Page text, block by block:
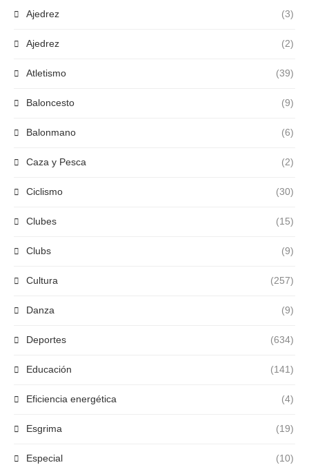
Ajedrez (3)
Ajedrez (2)
Atletismo (39)
Baloncesto (9)
Balonmano (6)
Caza y Pesca (2)
Ciclismo (30)
Clubes (15)
Clubs (9)
Cultura (257)
Danza (9)
Deportes (634)
Educación (141)
Eficiencia energética (4)
Esgrima (19)
Especial (10)